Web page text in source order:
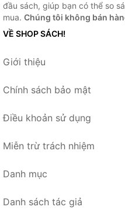
đầu sách, giúp bạn có thể so
mua. Chúng tôi không bán
VỀ SHOP SÁCH!
Giới thiệu
Chính sách bảo mật
Điều khoản sử dụng
Miễn trừ trách nhiệm
Danh mục
Danh sách tác giả